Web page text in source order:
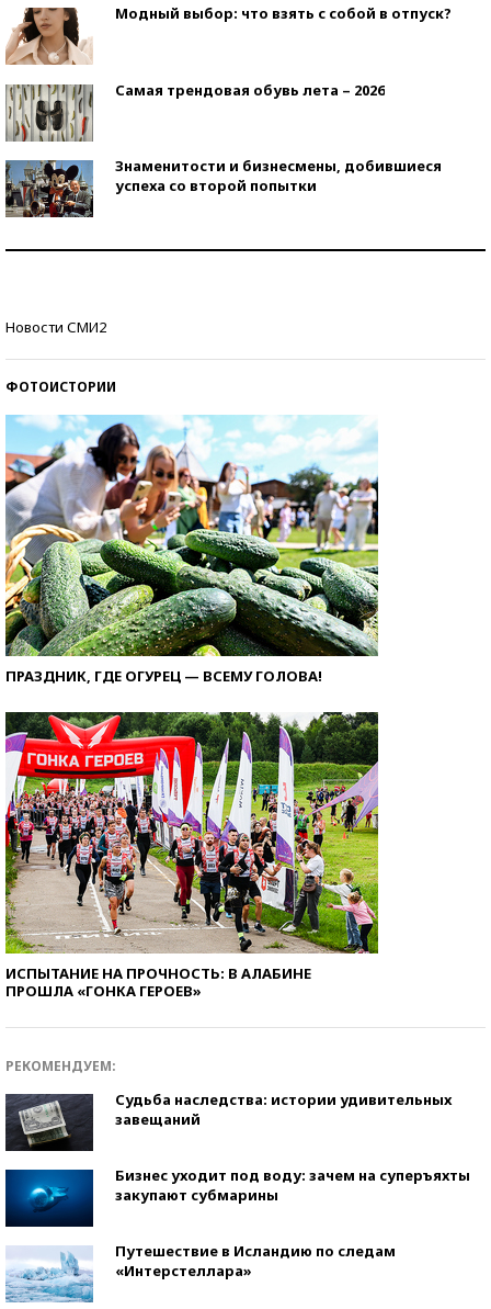
Модный выбор: что взять с собой в отпуск?
Самая трендовая обувь лета – 2026
Знаменитости и бизнесмены, добившиеся
успеха со второй попытки
Новости СМИ2
ФОТОИСТОРИИ
ПРАЗДНИК, ГДЕ ОГУРЕЦ — ВСЕМУ ГОЛОВА!
ИСПЫТАНИЕ НА ПРОЧНОСТЬ: В АЛАБИНЕ
ПРОШЛА «ГОНКА ГЕРОЕВ»
РЕКОМЕНДУЕМ:
Судьба наследства: истории удивительных
завещаний
Бизнес уходит под воду: зачем на суперъяхты
закупают субмарины
Путешествие в Исландию по следам
«Интерстеллара»